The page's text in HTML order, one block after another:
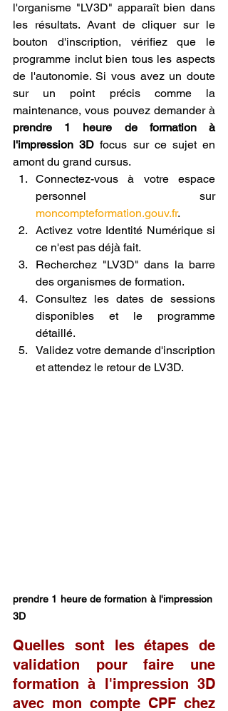
l'organisme "LV3D" apparaît bien dans
les résultats. Avant de cliquer sur le
bouton d'inscription, vérifiez que le
programme inclut bien tous les aspects
de l'autonomie. Si vous avez un doute
sur un point précis comme la
prendre 1 heure de formation à
l'impression 3D focus sur ce sujet en
amont du grand cursus.
Connectez-vous à votre espace
personnel sur
moncompteformation.gouv.fr.
Activez votre Identité Numérique si
ce n'est pas déjà fait.
Recherchez "LV3D" dans la barre
des organismes de formation.
Consultez les dates de sessions
disponibles et le programme
détaillé.
Validez votre demande d'inscription
et attendez le retour de LV3D.
prendre 1 heure de formation à l'impression
3D
Quelles sont les étapes de
validation pour faire une
formation à l'impression 3D
avec mon compte CPF chez